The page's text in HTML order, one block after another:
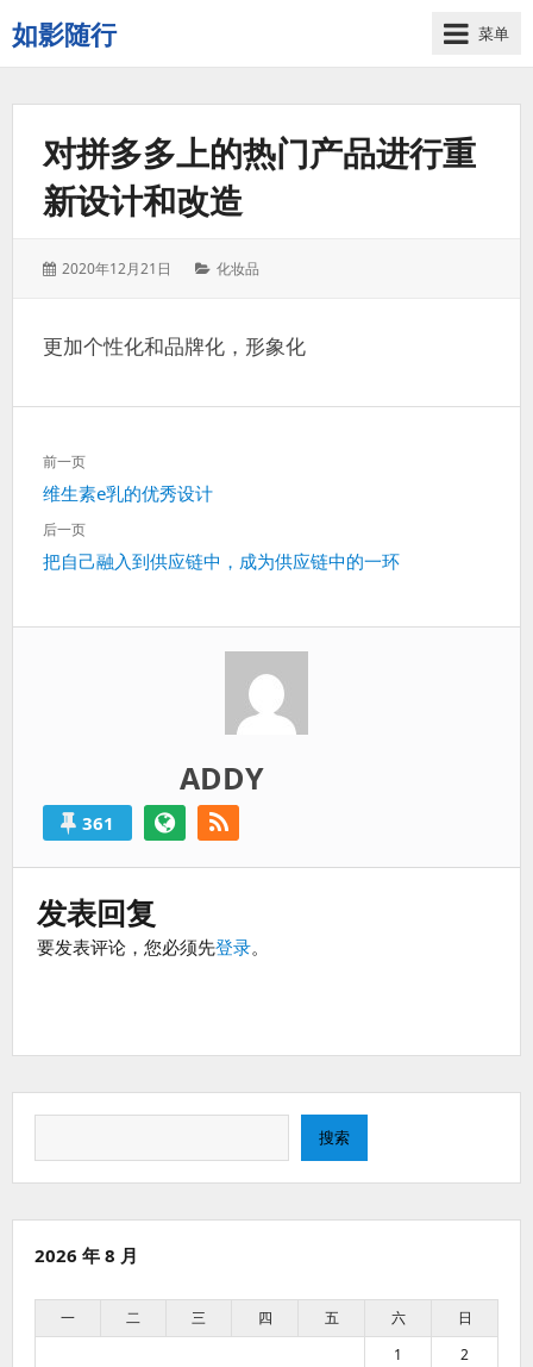
如影随行
如
果
的，
算
菜单
对拼多多上的热门产品进行重
新设计和改造
发
2020年12月21日
分
化妆品
更加个性化和品牌化，形象化
文
章
导
航
前一页
上
一
维生素e乳的优秀设计
后一页
下
把自己融入到供应链中，成为供应链中的一环
ADDY
361
发表回复
要发表评论，您必须先登录。
搜索
2026 年 8 月
一 二 三 四 五 六
日
1
2